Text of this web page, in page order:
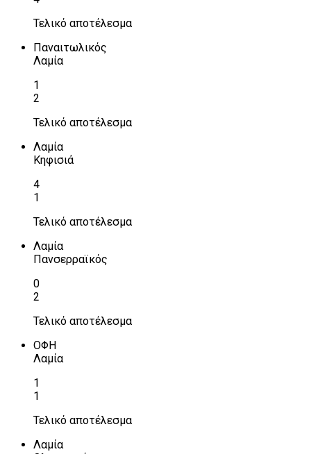
Τελικό αποτέλεσμα
Παναιτωλικός
Λαμία
1
2
Τελικό αποτέλεσμα
Λαμία
Κηφισιά
4
1
Τελικό αποτέλεσμα
Λαμία
Πανσερραϊκός
0
2
Τελικό αποτέλεσμα
ΟΦΗ
Λαμία
1
1
Τελικό αποτέλεσμα
Λαμία